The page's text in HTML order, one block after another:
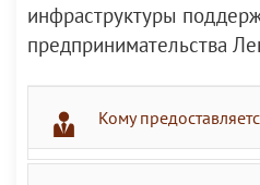
инфраструктуры
предпринимательства
Кому